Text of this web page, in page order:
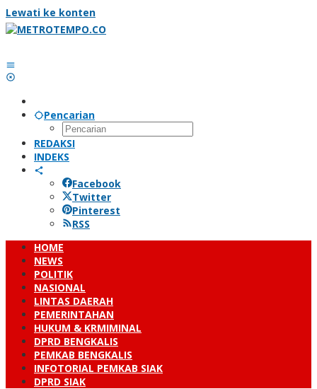
Lewati ke konten
Pencarian
REDAKSI
INDEKS
Facebook
Twitter
Pinterest
RSS
HOME
NEWS
POLITIK
NASIONAL
LINTAS DAERAH
PEMERINTAHAN
HUKUM & KRMIMINAL
DPRD BENGKALIS
PEMKAB BENGKALIS
INFOTORIAL PEMKAB SIAK
DPRD SIAK